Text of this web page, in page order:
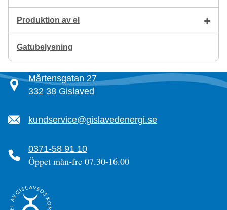
Produktion av el
Gatubelysning
Mårtensgatan 27
332 38 Gislaved
kundservice@gislavedenergi.se
0371-58 91 10
Öppet mån-fre 07.30-16.00